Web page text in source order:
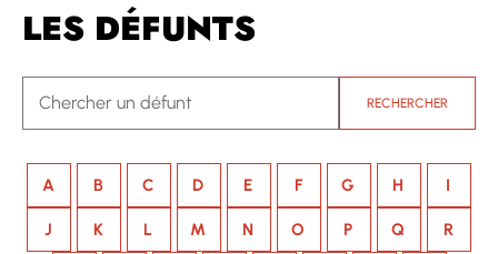
LES DÉFUNTS
RECHERCHER
A B C D E F G H I
J K L M N O P Q R